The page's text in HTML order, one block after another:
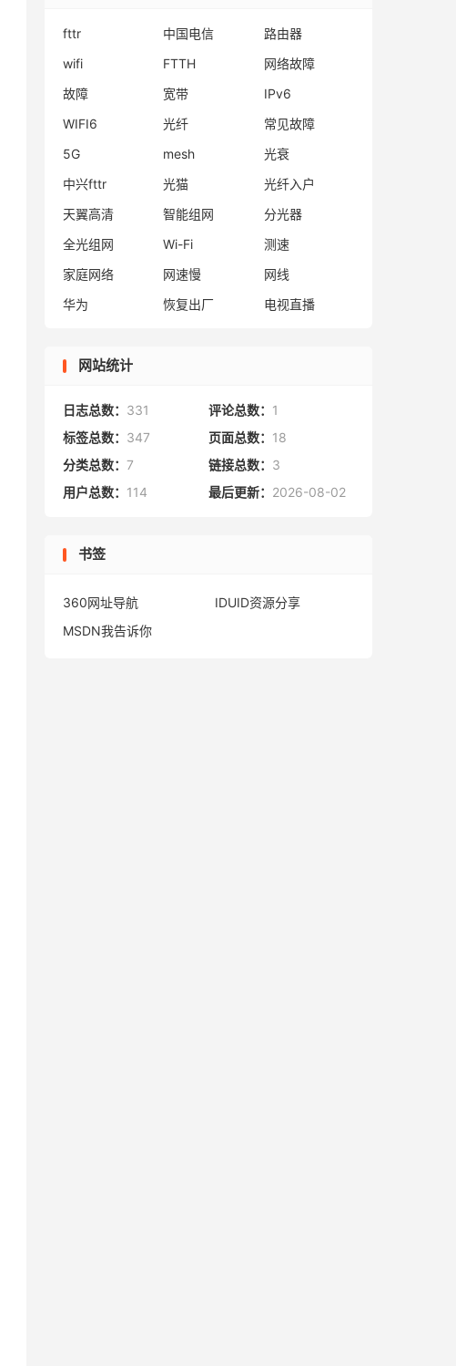
fttr 中国电信
路由器
wifi
FTTH
网络故障
故障
宽带
IPv6
WIFI6
光纤
常见故障
5G
mesh
光衰
中兴fttr
光猫
光纤入户
天翼高清
智能组网
分光器
全光组网
Wi-Fi
测速
家庭网络
网速慢
网线
华为
恢复出厂 电视直播
网站统计
日志总数： 331 评论总数： 1
标签总数： 347 页面总数： 18
分类总数： 7 链接总数： 3
用户总数： 114 最后更新： 2026-08-02
书签
360网址导航
IDUID资源分享
MSDN我告诉你